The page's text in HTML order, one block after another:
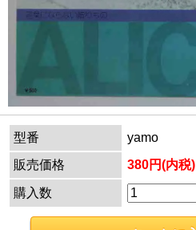
型番
yamo
販売価格
380円(内税)
購入数